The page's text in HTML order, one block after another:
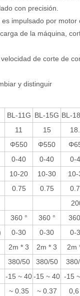
con precisión.
impulsado por motor
de la máquina,
de corte de
y distinguir
BL-11G BL-15G BL-
11 15
Φ550 Φ550
0-40 0-40 0-
10-20 10-30 10-
0.75 0.75
360 ° 360 °
0-30 0-30 0-
2m * 3 2m * 3 2m
380/50 380/50
-15 ~ 40-15 ~ 40 -15
~ 0.35 ~ 0.37